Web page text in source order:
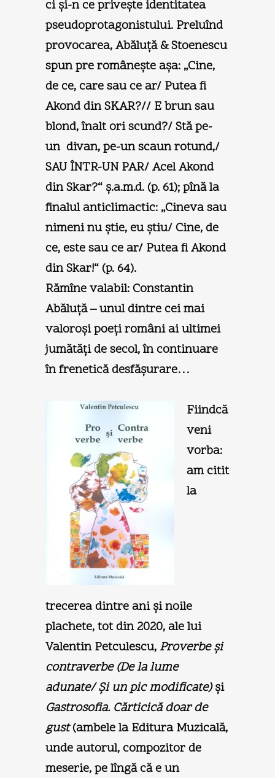
ci şi-n ce priveşte identitatea
pseudoprotagonistului. Preluînd
provocarea, Abăluţă & Stoenescu
spun pre româneşte aşa: „Cine,
de ce, care sau ce ar/ Putea fi
Akond din SKAR?// E brun sau
blond, înalt ori scund?/ Stă pe-
un divan, pe-un scaun rotund,/
SAU ÎNTR-UN PAR/ Acel Akond
din Skar?“ ş.a.m.d. (p. 61); pînă la
finalul anticlimactic: „Cineva sau
nimeni nu ştie, eu ştiu/ Cine, de
ce, este sau ce ar/ Putea fi Akond
din Skar!“ (p. 64).
Rămîne valabil: Constantin
Abăluţă – unul dintre cei mai
valoroşi poeţi români ai ultimei
jumătăţi de secol, în continuare
în frenetică desfăşurare…
Fiindcă
veni
vorba:
am citit
la
trecerea dintre ani şi noile
plachete, tot din 2020, ale lui
Valentin Petculescu, Proverbe şi
contraverbe (De la lume
adunate/ Şi un pic modificate)şi
Gastrosofia. Cărticică doar de
gust(ambele la Editura Muzicală,
unde autorul, compozitor de
meserie, pe lîngă că e un